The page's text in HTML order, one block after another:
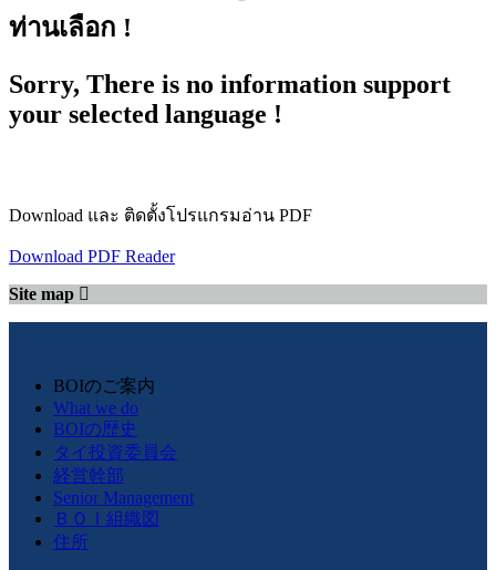
ท่านเลือก !
Sorry, There is no information support
your selected language !
Download และ ติดตั้งโปรแกรมอ่าน PDF
Download PDF Reader
Site map
BOIのご案内
What we do
BOIの歴史
タイ投資委員会
経営幹部
Senior Management
ＢＯＩ組織図
住所